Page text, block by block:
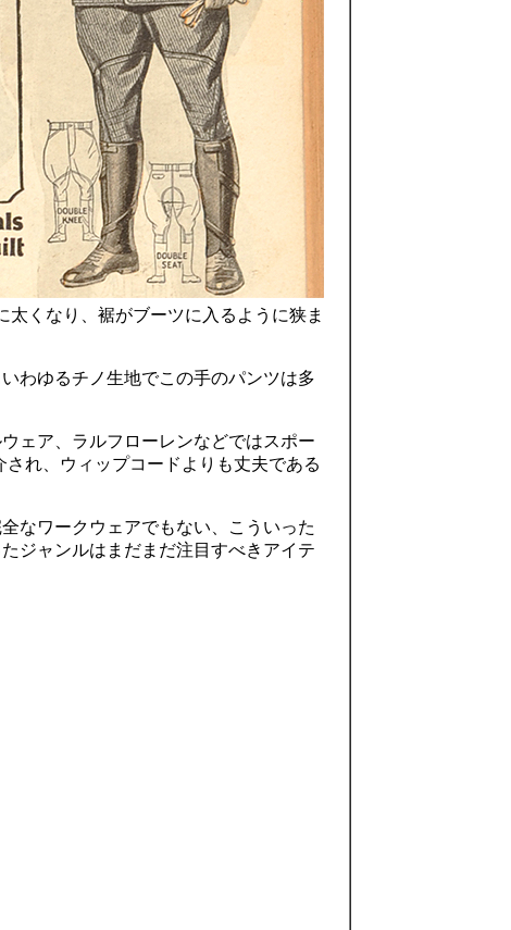
太くなり、裾がブーツに入るように狭ま
わゆるチノ生地でこの手のパンツは多
ェア、ラルフローレンなどではスポー
され、ウィップコードよりも丈夫である
なワークウェアでもない、こういった
ジャンルはまだまだ注目すべきアイテ